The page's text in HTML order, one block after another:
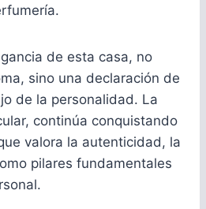
de esta casa, no
sino una declaración de
de la personalidad. La
continúa conquistando
valora la autenticidad, la
pilares fundamentales